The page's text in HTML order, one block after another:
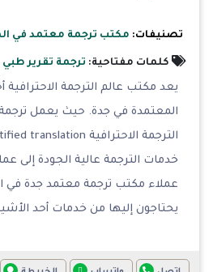
تصنيفات: مكتب ترجمة معتمد في
كلمات مفتاحية: ترجمة تقرير طبي
يعد مكتب عالم الترجمة الاحترافية
المعتمدة في جدة. حيث يعمل
خدمات الترجمة عالية الجودة إلى
عملاء مكتب ترجمة معتمد جدة في
يحتاجون إليها من خدمات أحد